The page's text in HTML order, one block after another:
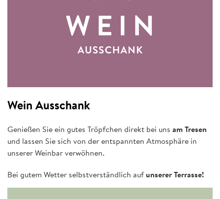
Wein Ausschank
Genießen Sie ein gutes Tröpfchen direkt bei uns am Tresen
und lassen Sie sich von der entspannten Atmosphäre in
unserer Weinbar verwöhnen.
Bei gutem Wetter selbstverständlich aufunserer Terrasse!